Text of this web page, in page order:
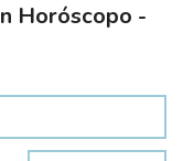
Horóscopo -